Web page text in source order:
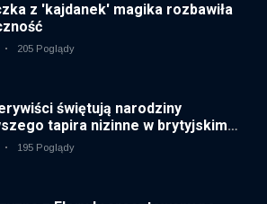
z 'kajdanek' magika rozbawiła
205 Poglądy
świętują narodziny
tapira nizinne w brytyjskim
14 lat
195 Poglądy